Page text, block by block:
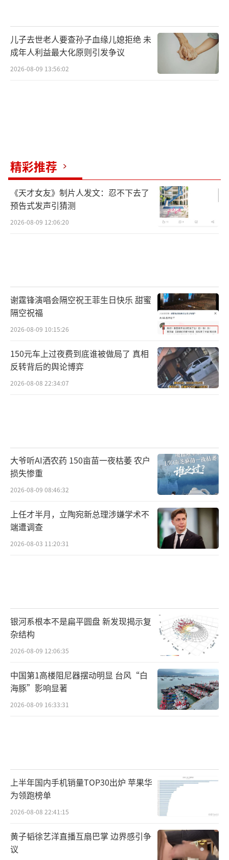
儿子去世老人要查孙子血缘儿媳拒绝 未
成年人利益最大化原则引发争议
2026-08-09 13:56:02
精彩推荐
《天才女友》制片人发文：忍不下去了
预告式发声引猜测
2026-08-09 12:06:20
谢霆锋演唱会隔空祝王菲生日快乐 甜蜜
隔空祝福
2026-08-09 10:15:26
150元车上过夜费到底谁被做局了 真相
反转背后的舆论博弈
2026-08-08 22:34:07
大爷听AI洒农药 150亩苗一夜枯萎 农户
损失惨重
2026-08-09 08:46:32
上任才半月，立陶宛新总理涉嫌学术不
端遭调查
2026-08-03 11:20:31
银河系根本不是扁平圆盘 新发现揭示复
杂结构
2026-08-09 12:06:35
中国第1高楼阻尼器摆动明显 台风“白
海豚”影响显著
2026-08-09 16:33:31
上半年国内手机销量TOP30出炉 苹果华
为领跑榜单
2026-08-08 22:41:15
黄子韬徐艺洋直播互扇巴掌 边界感引争
议